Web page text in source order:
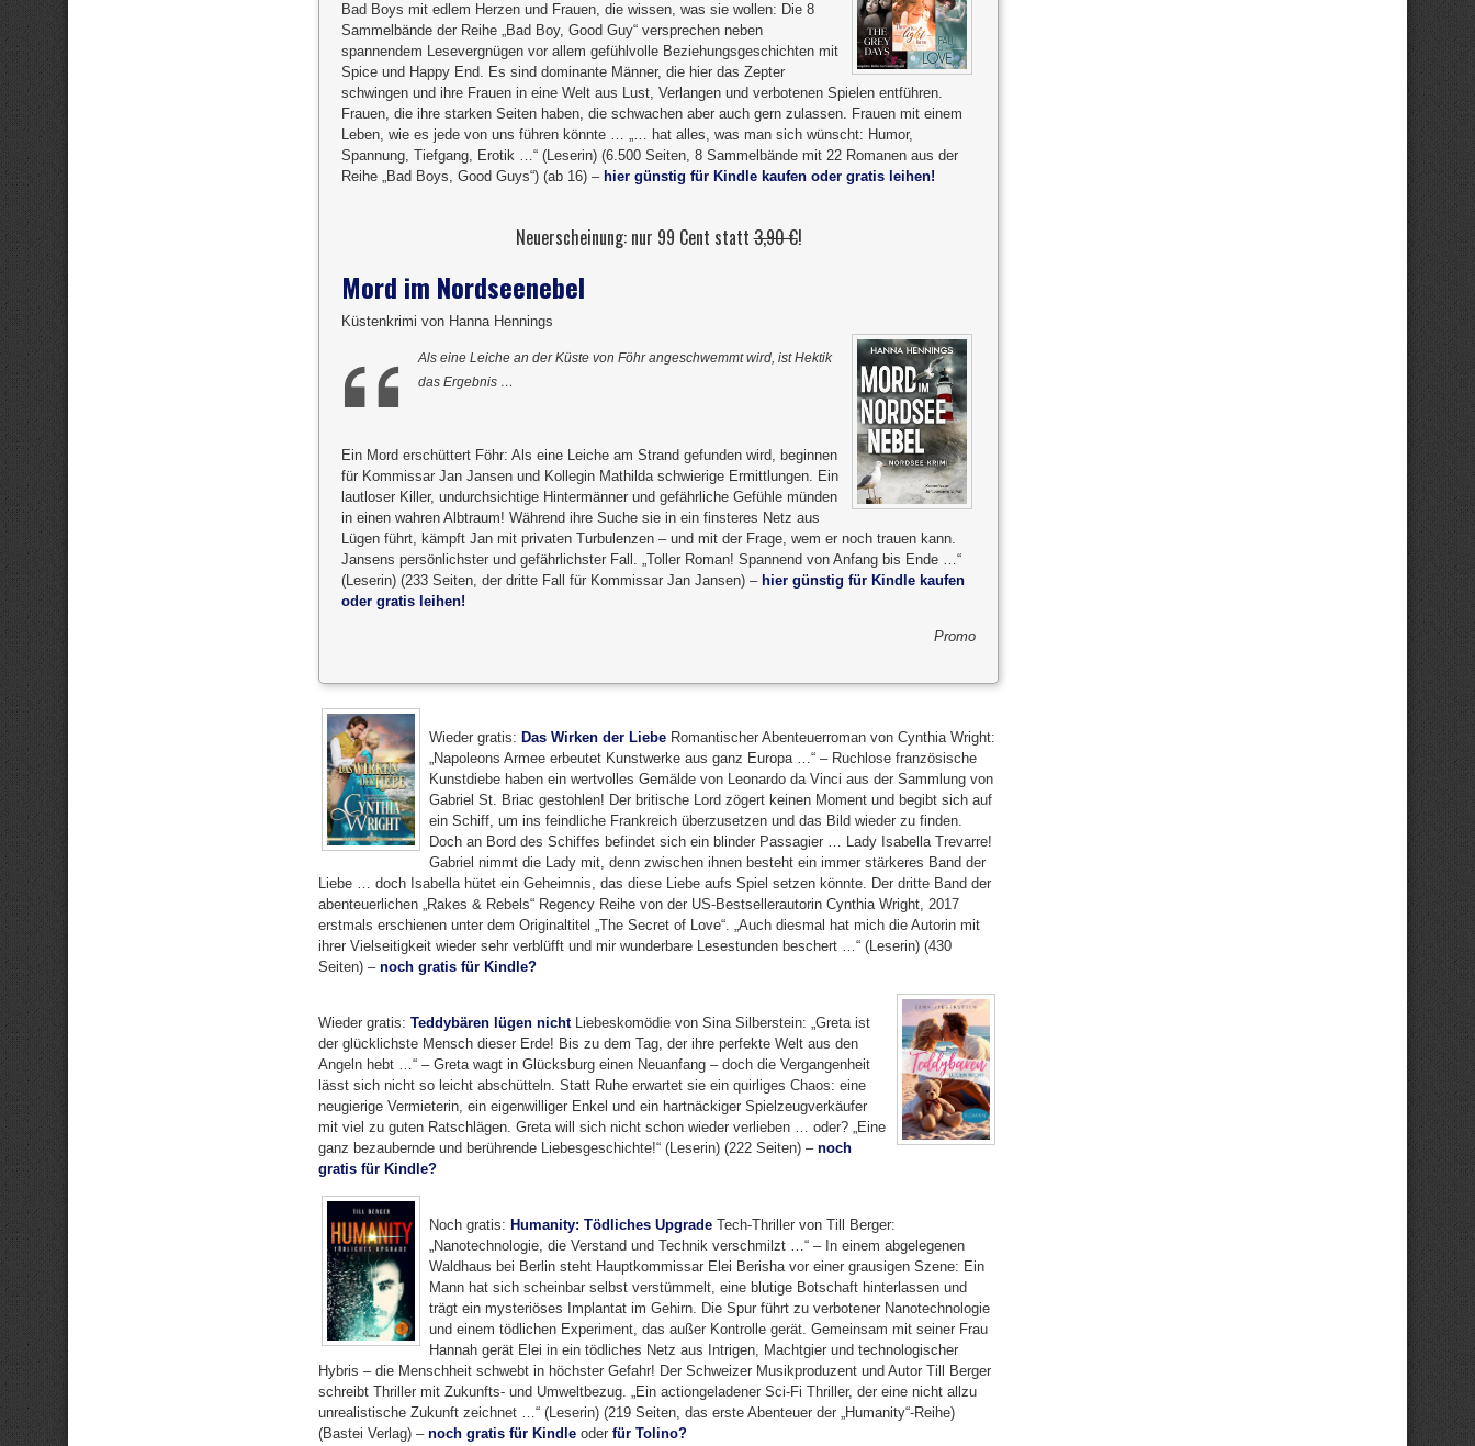
Bad Boys mit edlem Herzen und Frauen, die wissen, was sie wollen: Die 8
Sammelbände der Reihe „Bad Boy, Good Guy“ versprechen neben
spannendem Lesevergnügen vor allem gefühlvolle Beziehungsgeschichten mit
Spice und Happy End. Es sind dominante Männer, die hier das Zepter
schwingen und ihre Frauen in eine Welt aus Lust, Verlangen und verbotenen Spielen entführen.
Frauen, die ihre starken Seiten haben, die schwachen aber auch gern zulassen. Frauen mit einem
Leben, wie es jede von uns führen könnte … „… hat alles, was man sich wünscht: Humor,
Spannung, Tiefgang, Erotik …“ (Leserin) (6.500 Seiten, 8 Sammelbände mit 22 Romanen aus der
Reihe „Bad Boys, Good Guys“) (ab 16) – hier günstig für Kindle kaufen oder gratis leihen!
Neuerscheinung: nur 99 Cent statt3,90 €!
Mord im Nordseenebel
Küstenkrimi von Hanna Hennings
Als eine Leiche an der Küste von Föhr angeschwemmt wird, ist Hektik
das Ergebnis …
Ein Mord erschüttert Föhr: Als eine Leiche am Strand gefunden wird, beginnen
für Kommissar Jan Jansen und Kollegin Mathilda schwierige Ermittlungen. Ein
lautloser Killer, undurchsichtige Hintermänner und gefährliche Gefühle münden
in einen wahren Albtraum! Während ihre Suche sie in ein finsteres Netz aus
Lügen führt, kämpft Jan mit privaten Turbulenzen – und mit der Frage, wem er noch trauen kann.
Jansens persönlichster und gefährlichster Fall. „Toller Roman! Spannend von Anfang bis Ende …“
(Leserin) (233 Seiten, der dritte Fall für Kommissar Jan Jansen) – hier günstig für Kindle kaufen
oder gratis leihen!
Promo
Wieder gratis: Das Wirken der Liebe Romantischer Abenteuerroman von Cynthia Wright:
„Napoleons Armee erbeutet Kunstwerke aus ganz Europa …“ – Ruchlose französische
Kunstdiebe haben ein wertvolles Gemälde von Leonardo da Vinci aus der Sammlung von
Gabriel St. Briac gestohlen! Der britische Lord zögert keinen Moment und begibt sich auf
ein Schiff, um ins feindliche Frankreich überzusetzen und das Bild wieder zu finden.
Doch an Bord des Schiffes befindet sich ein blinder Passagier … Lady Isabella Trevarre!
Gabriel nimmt die Lady mit, denn zwischen ihnen besteht ein immer stärkeres Band der
Liebe … doch Isabella hütet ein Geheimnis, das diese Liebe aufs Spiel setzen könnte. Der dritte Band der
abenteuerlichen „Rakes & Rebels“ Regency Reihe von der US-Bestsellerautorin Cynthia Wright, 2017
erstmals erschienen unter dem Originaltitel „The Secret of Love“. „Auch diesmal hat mich die Autorin mit
ihrer Vielseitigkeit wieder sehr verblüfft und mir wunderbare Lesestunden beschert …“ (Leserin) (430
Seiten) – noch gratis für Kindle?
Wieder gratis: Teddybären lügen nichtLiebeskomödie von Sina Silberstein: „Greta ist
der glücklichste Mensch dieser Erde! Bis zu dem Tag, der ihre perfekte Welt aus den
Angeln hebt …“ – Greta wagt in Glücksburg einen Neuanfang – doch die Vergangenheit
lässt sich nicht so leicht abschütteln. Statt Ruhe erwartet sie ein quirliges Chaos: eine
neugierige Vermieterin, ein eigenwilliger Enkel und ein hartnäckiger Spielzeugverkäufer
mit viel zu guten Ratschlägen. Greta will sich nicht schon wieder verlieben … oder? „Eine
ganz bezaubernde und berührende Liebesgeschichte!“ (Leserin) (222 Seiten) – noch
gratis für Kindle?
Noch gratis: Humanity: Tödliches Upgrade Tech-Thriller von Till Berger:
„Nanotechnologie, die Verstand und Technik verschmilzt …“ – In einem abgelegenen
Waldhaus bei Berlin steht Hauptkommissar Elei Berisha vor einer grausigen Szene: Ein
Mann hat sich scheinbar selbst verstümmelt, eine blutige Botschaft hinterlassen und
trägt ein mysteriöses Implantat im Gehirn. Die Spur führt zu verbotener Nanotechnologie
und einem tödlichen Experiment, das außer Kontrolle gerät. Gemeinsam mit seiner Frau
Hannah gerät Elei in ein tödliches Netz aus Intrigen, Machtgier und technologischer
Hybris – die Menschheit schwebt in höchster Gefahr! Der Schweizer Musikproduzent und Autor Till Berger
schreibt Thriller mit Zukunfts- und Umweltbezug. „Ein actiongeladener Sci-Fi Thriller, der eine nicht allzu
unrealistische Zukunft zeichnet …“ (Leserin) (219 Seiten, das erste Abenteuer der „Humanity“-Reihe)
(Bastei Verlag) – noch gratis für Kindle oder für Tolino?